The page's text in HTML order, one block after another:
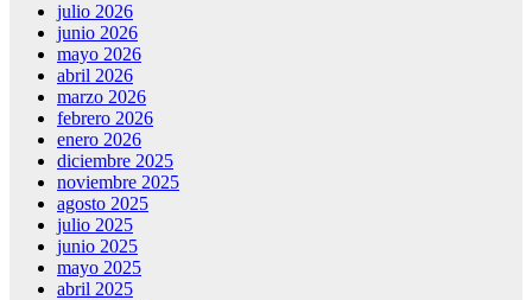
julio 2026
junio 2026
mayo 2026
abril 2026
marzo 2026
febrero 2026
enero 2026
diciembre 2025
noviembre 2025
agosto 2025
julio 2025
junio 2025
mayo 2025
abril 2025